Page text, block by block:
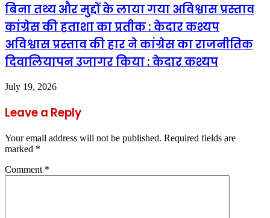
बिना तथ्य और मुद्दों के लाया गया अविश्वास प्रस्ताव
कांग्रेस की हताशा का प्रतीक : केदार कश्यप
अविश्वास प्रस्ताव की हार ने कांग्रेस का राजनीतिक
दिवालियापन उजागर किया : केदार कश्यप
July 19, 2026
Leave a Reply
Your email address will not be published. Required fields are
marked *
Comment *